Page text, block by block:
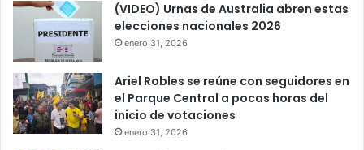
(VIDEO) Urnas de Australia abren estas
elecciones nacionales 2026
enero 31, 2026
Ariel Robles se reúne con seguidores en
el Parque Central a pocas horas del
inicio de votaciones
enero 31, 2026